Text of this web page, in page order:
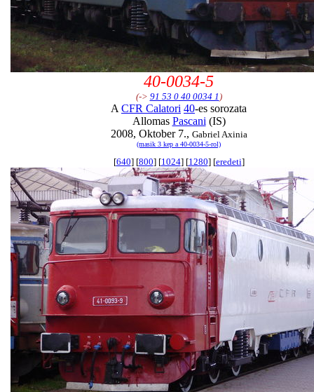
40-0034-5
(-> 91 53 0 40 0034 1 )
A CFR Calatori 40-es sorozata
Allomas Pascani (IS)
2008, Oktober 7., Gabriel Axinia
(masik 3 kep a 40-0034-5-rol)
[640] [800] [1024] [1280] [eredeti]